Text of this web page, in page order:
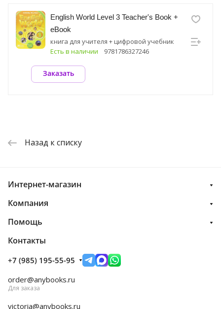
English World Level 3 Teacher's Book +
eBook
книга для учителя + цифровой учебник
Есть в наличии
9781786327246
Заказать
Назад к списку
Интернет-магазин
Компания
Помощь
Контакты
+7 (985) 195-55-95
order@anybooks.ru
Для заказа
victoria@anybooks.ru